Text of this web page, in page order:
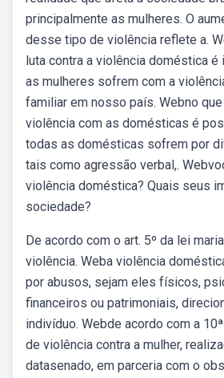
principalmente as mulheres. O
desse tipo de violência reflete a.
luta contra a violência doméstica é
as mulheres sofrem com a
familiar em nosso país. Webno
violência com as domésticas é
todas as domésticas sofrem por
tais como agressão verbal,.
violência doméstica? Quais seus
sociedade?
De acordo com o art. 5º da lei
violência. Weba violência
por abusos, sejam eles físicos,
financeiros ou patrimoniais,
indivíduo. Webde acordo com a
de violência contra a mulher,
datasenado, em parceria com o